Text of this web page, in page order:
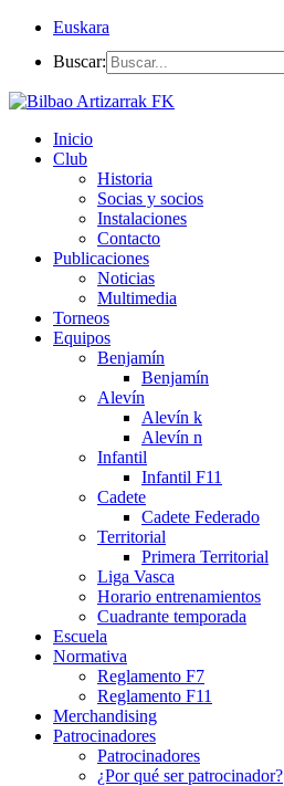
Euskara
Buscar:
Inicio
Club
Historia
Socias y socios
Instalaciones
Contacto
Publicaciones
Noticias
Multimedia
Torneos
Equipos
Benjamín
Benjamín
Alevín
Alevín k
Alevín n
Infantil
Infantil F11
Cadete
Cadete Federado
Territorial
Primera Territorial
Liga Vasca
Horario entrenamientos
Cuadrante temporada
Escuela
Normativa
Reglamento F7
Reglamento F11
Merchandising
Patrocinadores
Patrocinadores
¿Por qué ser patrocinador?